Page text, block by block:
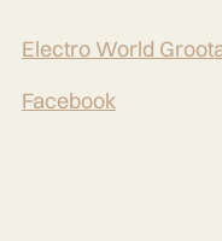
Electro World
Facebook